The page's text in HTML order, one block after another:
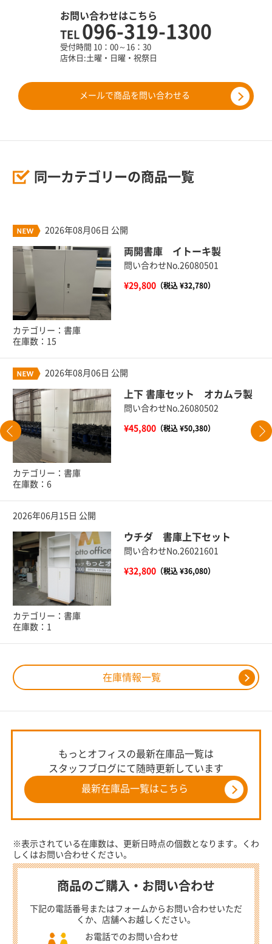
お問い合わせはこちら
TEL 096-319-1300
受付時間 10：00～16：30
店休日:土曜・日曜・祝祭日
メールで商品を問い合わせる
同一カテゴリーの商品一覧
在庫情報一覧
2026年08月06日 公開
両開書庫 イトーキ製
問い合わせNo.26080501
¥29,800（税込 ¥32,780）
カテゴリー：書庫
在庫数：15
2026年08月06日 公開
上下 書庫セット オカムラ製
問い合わせNo.26080502
¥45,800（税込 ¥50,380）
カテゴリー：書庫
在庫数：6
2026年06月15日 公開
ウチダ 書庫上下セット
問い合わせNo.26021601
¥32,800（税込 ¥36,080）
カテゴリー：書庫
在庫数：1
もっとオフィスの最新在庫品一覧は
スタッフブログにて随時更新しています
最新在庫品一覧はこちら
※表示されている在庫数は、更新日時点の個数となります。くわ
しくはお問い合わせください。
商品のご購入・お問い合わせ
下記の電話番号またはフォームからお問い合わせいただ
くか、店舗へお越しください。
お電話でのお問い合わせ